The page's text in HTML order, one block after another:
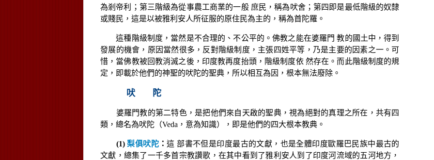
為剎帝利；第三階級為從事農工商業的一般 庶民，稱為吠舍；第四即是最低階級的奴隸
或賤民，這是以被雅利安人所征服的原住民為主的，稱為首陀羅。
這種階級制度，當然是不合理的、不公平的。佛教之能在婆羅門 教的國土中，得到
發展的機會，原因當然很多，反對階級制度，主張四姓平等，乃是主要的因素之一。可
惜，當佛教被回教消滅之後，印度教再度抬頭，階級制度依 然存在。而此階級制度的規
定，即載於他們的神聖的吠陀的聖典，所以相互為因，根本無法廢除。
吠 陀
婆羅門教的第二特色，是把他們來自天啟的聖典，視為絕對的真理之所在，共有四
類，總名為吠陀（Veda ，意為知識），即是他們的四大根本教典。
(1)梨俱吠陀：這 部書不但是印度最古的文獻，也是全體印度歐羅巴民族中最古的
文獻，總集了一千多首宗教讚歌，在其中看到了雅利安人到了印度河流域的五河地方，